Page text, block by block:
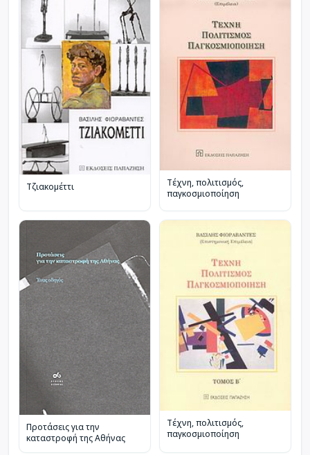
Τζιακομέττι
Τέχνη, πολιτισμός,
παγκοσμιοποίηση
Προτάσεις για την
καταστροφή της Αθήνας
Τέχνη, πολιτισμός,
παγκοσμιοποίηση